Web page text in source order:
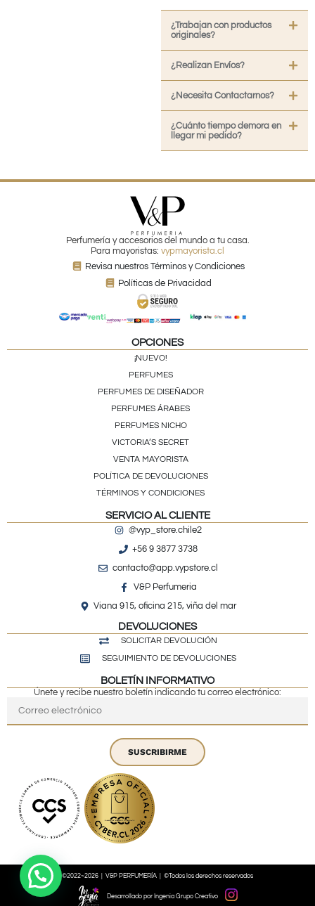
¿Trabajan con productos
originales?
¿Realizan Envíos?
¿Necesita Contactarnos?
¿Cuánto tiempo demora en
llegar mi pedido?
Perfumería y accesorios del mundo a tu casa.
Para mayoristas: vypmayorista.cl
Revisa nuestros Términos y Condiciones
Políticas de Privacidad
OPCIONES
¡NUEVO!
PERFUMES
PERFUMES DE DISEÑADOR
PERFUMES ÁRABES
PERFUMES NICHO
VICTORIA’S SECRET
VENTA MAYORISTA
POLÍTICA DE DEVOLUCIONES
TÉRMINOS Y CONDICIONES
SERVICIO AL CLIENTE
@vyp_store.chile2
+56 9 3877 3738
contacto@app.vypstore.cl
V&P Perfumeria
Viana 915, oficina 215, viña del mar
DEVOLUCIONES
SOLICITAR DEVOLUCIÓN
SEGUIMIENTO DE DEVOLUCIONES
BOLETÍN INFORMATIVO
Únete y recibe nuestro boletín indicando tu correo electrónico:
SUSCRIBIRME
©2022~2026 | V&P PERFUMERÍA | ©Todos los derechos reservados
Desarrollado por Ingenia Grupo Creativo